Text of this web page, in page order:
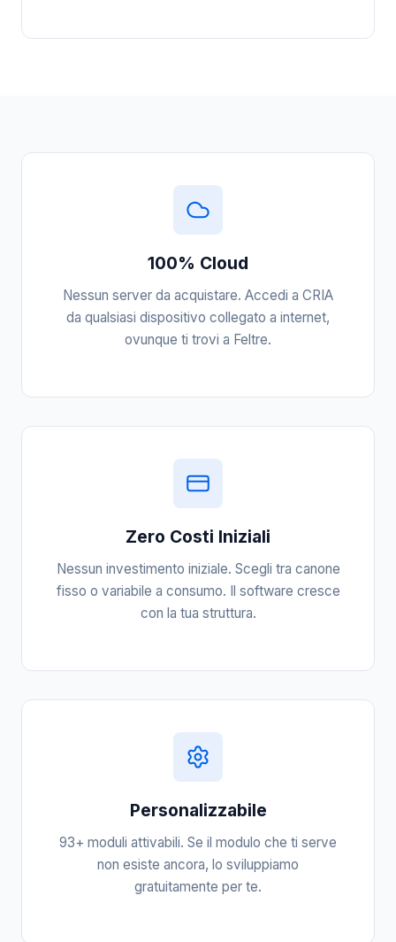
100% Cloud
Nessun server da acquistare. Accedi a CRIA
da qualsiasi dispositivo collegato a internet,
ovunque ti trovi a Feltre.
Zero Costi Iniziali
Nessun investimento iniziale. Scegli tra canone
fisso o variabile a consumo. Il software cresce
con la tua struttura.
Personalizzabile
93+ moduli attivabili. Se il modulo che ti serve
non esiste ancora, lo sviluppiamo
gratuitamente per te.